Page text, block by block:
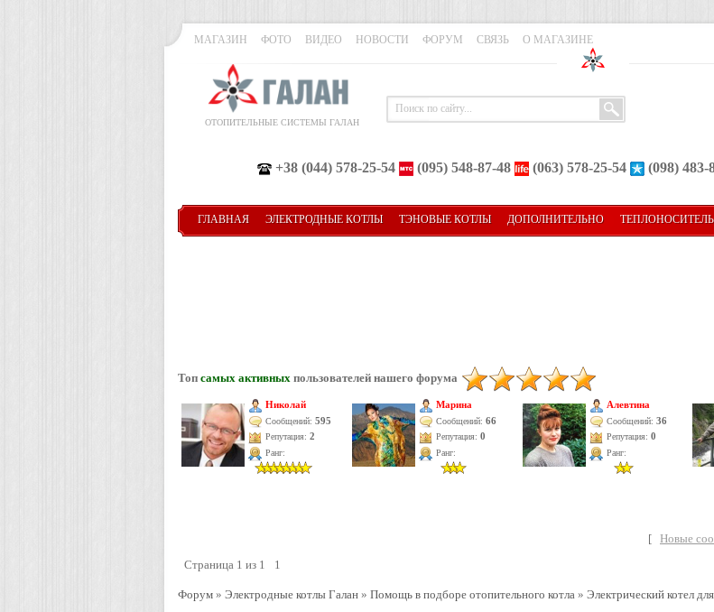
МАГАЗИН ФОТО ВИДЕО НОВОСТИ ФОРУМ СВЯЗЬ О МАГАЗИНЕ
ОТОПИТЕЛЬНЫЕ СИСТЕМЫ ГАЛАН
+38 (044) 578-25-54 (095) 548-87-48 (063) 578-25-54 (098) 483-
ГЛАВНАЯ ЭЛЕКТРОДНЫЕ КОТЛЫ ТЭНОВЫЕ КОТЛЫ ДОПОЛНИТЕЛЬНО ТЕПЛОНОСИТЕЛЬ
Топ самых активных пользователей нашего форума
Николай
Сообщений: 595
Репутация: 2
Ранг:
Марина
Сообщений: 66
Репутация: 0
Ранг:
Алевтина
Сообщений: 36
Репутация: 0
Ранг:
[ Новые
Страница 1 из 1 1
Форум » Электродные котлы Галан » Помощь в подборе отопительного котла » Электрический котел